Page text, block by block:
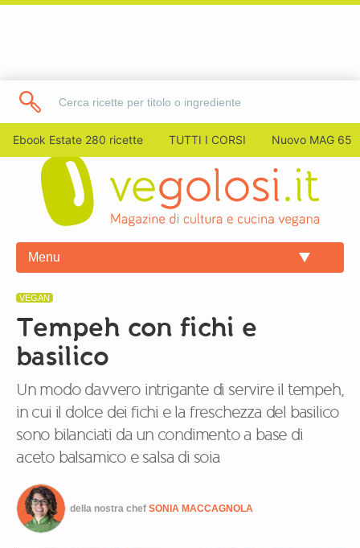
Ebook Estate 280 ricette TUTTI I CORSI Nuovo MAG 65
Menu
VEGAN
Tempeh con fichi e
basilico
Un modo davvero intrigante di servire il tempeh,
in cui il dolce dei fichi e la freschezza del basilico
sono bilanciati da un condimento a base di
aceto balsamico e salsa di soia
della nostra chef SONIA MACCAGNOLA